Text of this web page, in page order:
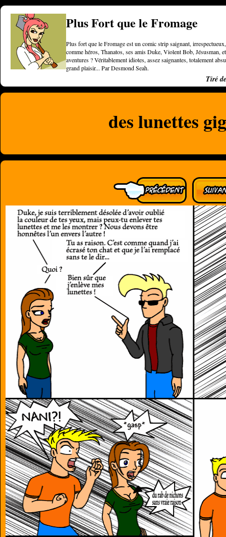
Plus Fort que le Fromage
Plus fort que le Fromage est un comic strip saignant,
comme héros, Thanatos, ses amis Duke, Violent Bob, Jésusman,
aventures ? Véritablement idiotes, assez saignantes, totalement
grand plaisir... Par Desmond Seah.
Tiré
des lunettes